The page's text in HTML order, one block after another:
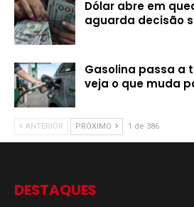
Dólar abre em
aguarda decisão
Gasolina passa a
veja o que muda
ANTERIOR PRÓXIMO 1 de 386
DESTAQUES